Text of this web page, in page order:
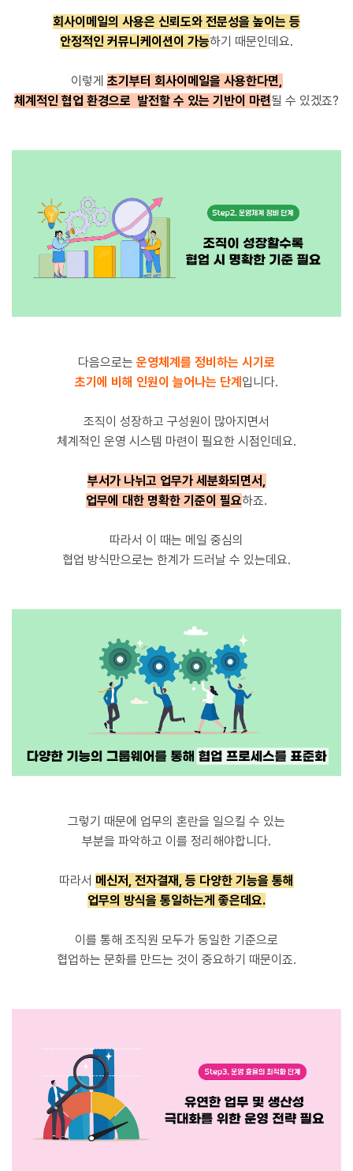
회사이메일의 사용은 신뢰도와 전문성을 높이는 등
안정적인 커뮤니케이션이 가능하기 때문인데요.
이렇게 초기부터 회사이메일을 사용한다면,
체계적인 협업 환경으로 발전할 수 있는 기반이 마련될 수 있겠죠?
다음으로는 운영체계를 정비하는 시기로
초기에 비해 인원이 늘어나는 단계 입니다.
조직이 성장하고 구성원이 많아지면서
체계적인 운영 시스템 마련이 필요한 시점인데요.
부서가 나뉘고 업무가 세분화되면서,
업무에 대한 명확한 기준이 필요하죠.
따라서 이 때는 메일 중심의
협업 방식만으로는 한계가 드러날 수 있는데요.
그렇기 때문에 업무의 혼란을 일으킬 수 있는
부분을 파악하고 이를 정리해야합니다.
따라서 메신저, 전자결재, 등 다양한 기능을 통해
업무의 방식을 통일하는게 좋은데요.
이를 통해 조직원 모두가 동일한 기준으로
협업하는 문화를 만드는 것이 중요하기 때문이죠.